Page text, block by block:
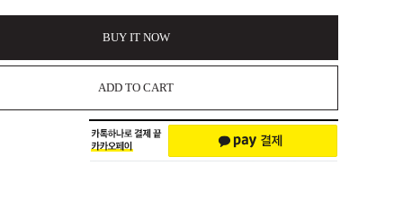
BUY IT NOW
ADD TO CART